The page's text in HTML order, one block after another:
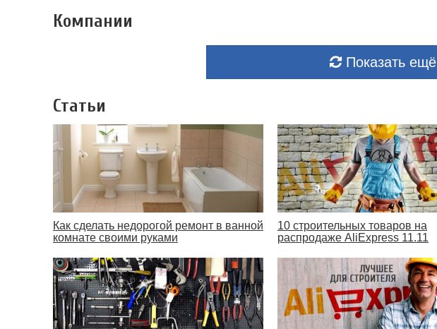
Компании
Показать ещё
Статьи
Как сделать недорогой ремонт в ванной
комнате своими руками
10 строительных товаров на
распродаже AliExpress 11.11